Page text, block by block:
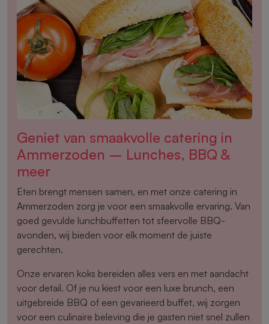
Geniet van smaakvolle catering in
Ammerzoden – Lunches, BBQ &
meer
Eten brengt mensen samen, en met onze catering in
Ammerzoden zorg je voor een smaakvolle ervaring. Van
goed gevulde lunchbuffetten tot sfeervolle BBQ-
avonden, wij bieden voor elk moment de juiste
gerechten.
Onze ervaren koks bereiden alles vers en met aandacht
voor detail. Of je nu kiest voor een luxe brunch, een
uitgebreide BBQ of een gevarieerd buffet, wij zorgen
voor een culinaire beleving die je gasten niet snel zullen